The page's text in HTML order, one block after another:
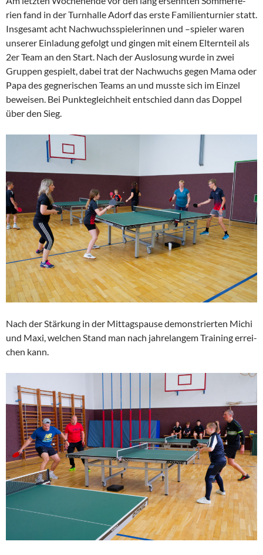
rien fand in der Turnhalle Adorf das erste Famili­en­tur­nier statt.
Insge­samt acht Nachwuchs­spie­le­rinnen und –spieler waren
unserer Einla­dung gefolgt und gingen mit einem Eltern­teil als
2er Team an den Start. Nach der Auslo­sung wurde in zwei
Gruppen gespielt, dabei trat der Nachwuchs gegen Mama oder
Papa des gegne­ri­schen Teams an und musste sich im Einzel
beweisen. Bei Punkte­gleich­heit entschied dann das Doppel
über den Sieg.
Nach der Stärkung in der Mittags­pause demons­trierten Michi
und Maxi, welchen Stand man nach jahre­langem Training errei­
chen kann.